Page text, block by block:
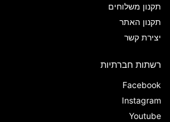
תקנון משלוחים
תקנון האתר
יצירת קשר
רשתות חברתיות
Facebook
Instagram
Youtube